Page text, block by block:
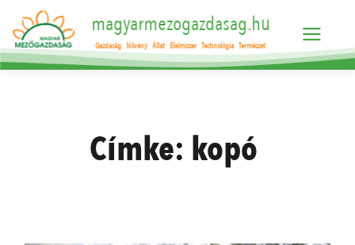
magyarmezogazdasag.hu
Gazdaság Növény Állat Élelmiszer Technológia Természet
Címke: kopó